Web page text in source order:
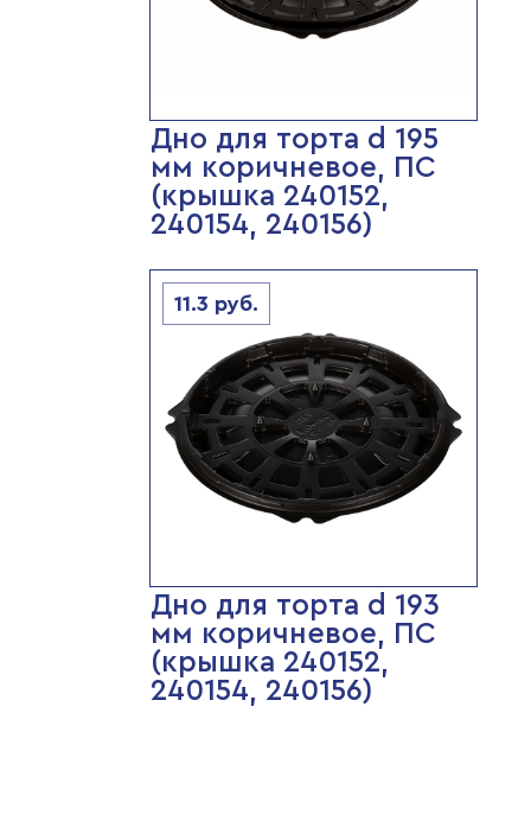
Дно для торта d 195
мм коричневое, ПС
(крышка 240152,
240154, 240156)
11.3 руб.
Дно для торта d 193
мм коричневое, ПС
(крышка 240152,
240154, 240156)